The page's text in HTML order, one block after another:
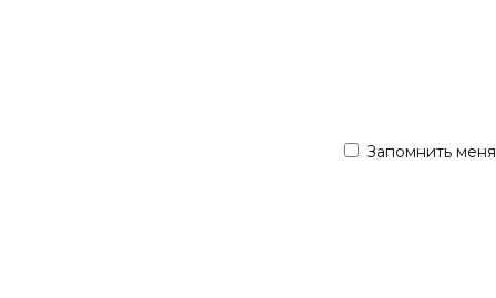
Запомнить меня